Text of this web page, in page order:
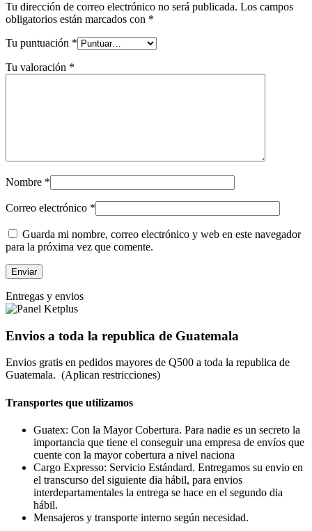
Tu dirección de correo electrónico no será publicada. Los campos
obligatorios están marcados con *
Tu puntuación *
Tu valoración *
Nombre *
Correo electrónico *
Guarda mi nombre, correo electrónico y web en este navegador
para la próxima vez que comente.
Entregas y envios
Envios a toda la republica de Guatemala
Envios gratis en pedidos mayores de Q500 a toda la republica de
Guatemala. (Aplican restricciones)
Transportes que utilizamos
Guatex: Con la Mayor Cobertura. Para nadie es un secreto la
importancia que tiene el conseguir una empresa de envíos que
cuente con la mayor cobertura a nivel naciona
Cargo Expresso: Servicio Estándard. Entregamos su envio en
el transcurso del siguiente dia hábil, para envios
interdepartamentales la entrega se hace en el segundo dia
hábil.
Mensajeros y transporte interno según necesidad.